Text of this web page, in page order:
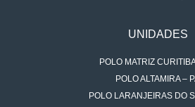
UNIDADES
POLO MATRIZ
POLO ALTAMIRA –
POLO LARANJEIRAS DO